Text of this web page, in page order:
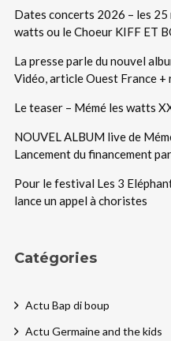
Dates concerts 2026 – les
watts ou le Choeur KIFF ET
La presse parle du nouvel
Vidéo, article Ouest France +
Le teaser – Mémé les watts
NOUVEL ALBUM live de
Lancement du financement
Pour le festival Les 3
lance un appel à choristes
Catégories
Actu Bap di boup
Actu Germaine and the kids